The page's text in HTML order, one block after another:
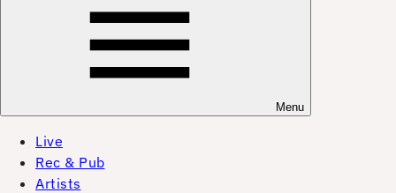
Menu
Live
Rec & Pub
Artists